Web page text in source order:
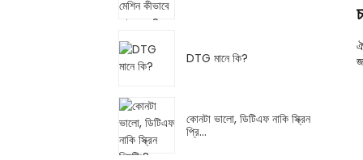
DTG মানে কি?
কোনটা ভালো, ডিটিএফ নাকি স্ক্রিন
প্রি...